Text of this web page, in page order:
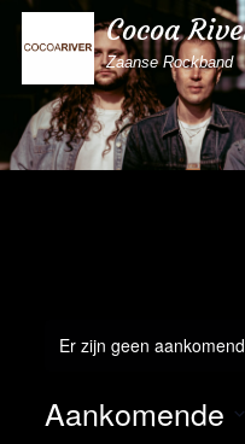
Cocoa
Zaanse Rockband
Er zijn geen
Aankomende